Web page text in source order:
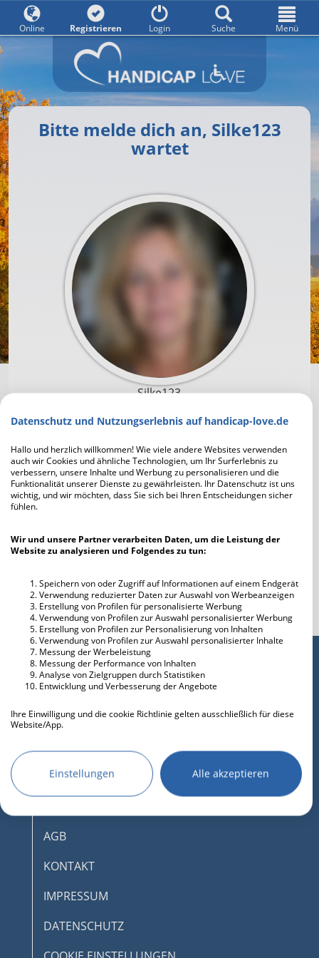
Datenschutz und Nutzungserlebnis auf handicap-love.de
Hallo und herzlich willkommen! Wie viele andere Websites verwenden
auch wir Cookies und ähnliche Technologien, um Ihr Surferlebnis zu
verbessern, unsere Inhalte und Werbung zu personalisieren und die
Funktionalität unserer Dienste zu gewährleisten. Ihr Datenschutz ist uns
wichtig, und wir möchten, dass Sie sich bei Ihren Entscheidungen sicher
fühlen.
Wir und unsere Partner verarbeiten Daten, um die Leistung der
Website zu analysieren und Folgendes zu tun:
Speichern von oder Zugriff auf Informationen auf einem Endgerät
Verwendung reduzierter Daten zur Auswahl von Werbeanzeigen
Erstellung von Profilen für personalisierte Werbung
Verwendung von Profilen zur Auswahl personalisierter Werbung
Erstellung von Profilen zur Personalisierung von Inhalten
Verwendung von Profilen zur Auswahl personalisierter Inhalte
Messung der Werbeleistung
Messung der Performance von Inhalten
Analyse von Zielgruppen durch Statistiken
Entwicklung und Verbesserung der Angebote
Ihre Einwilligung und die cookie Richtlinie gelten ausschließlich für diese
Website/App.
Wir nutzen Ihre Daten für folgende Zwecke:
IAB-Verarbeitungszwecke:
Speichern von oder Zugriff auf
Informationen auf einem Endgerät
Verwendung reduzierter Daten zur Auswahl
Werbung
Verwendung von Profilen zur Auswahl
Einstellungen Alle akzeptieren
Bitte melde dich an, Silke123
wartet
Silke123
Um mit Silke123 in Kontakt zu treten und die
Profilfotos scharf zu sehen, musst du dich zuerst
registrieren. Die Anmeldung geht schnell und ist
unverbindlich und kostenlos.
Online Registrieren Login Suche Menü
AGB
KONTAKT
IMPRESSUM
DATENSCHUTZ